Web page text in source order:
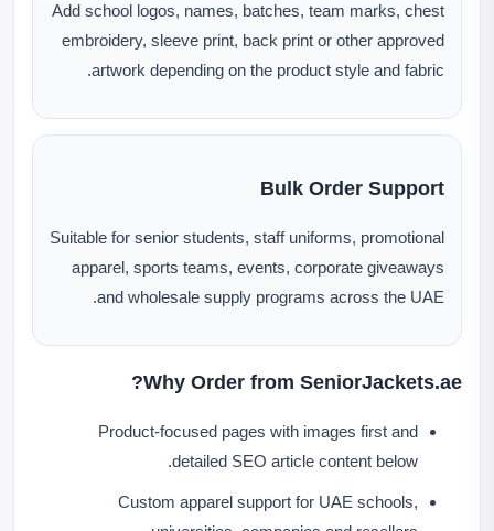
Add school logos, names, batches, team marks, chest
embroidery, sleeve print, back print or other approved
artwork depending on the product style and fabric.
Bulk Order Support
Suitable for senior students, staff uniforms, promotional
apparel, sports teams, events, corporate giveaways
and wholesale supply programs across the UAE.
Why Order from SeniorJackets.ae?
Product-focused pages with images first and
detailed SEO article content below.
Custom apparel support for UAE schools,